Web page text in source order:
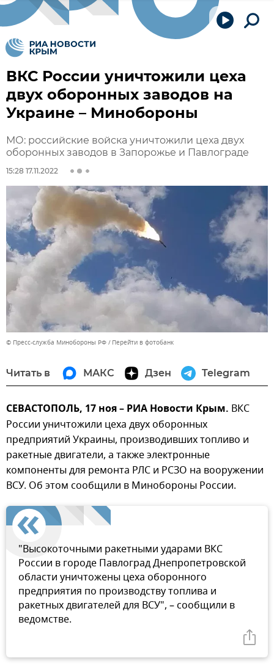
ВКС России уничтожили цеха
двух оборонных заводов на
Украине – Минобороны
МО: российские войска уничтожили цеха двух
оборонных заводов в Запорожье и Павлограде
15:28 17.11.2022
© Пресс-служба Минобороны РФ Перейти в фотобанк
Читать в МАКС Дзен Telegram
СЕВАСТОПОЛЬ, 17 ноя – РИА Новости Крым. ВКС
России уничтожили цеха двух оборонных
предприятий Украины, производивших топливо и
ракетные двигатели, а также электронные
компоненты для ремонта РЛС и РСЗО на вооружении
ВСУ. Об этом сообщили в Минобороны России.
"Высокоточными ракетными ударами ВКС
России в городе Павлоград Днепропетровской
области уничтожены цеха оборонного
предприятия по производству топлива и
ракетных двигателей для ВСУ", – сообщили в
ведомстве.